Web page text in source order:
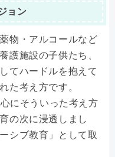
ョン
物・アルコールなど
護施設の子供たち、
てハードルを抱えて
た考え方です。
にそういった考え方
の次に浸透しまし
シブ教育」として取